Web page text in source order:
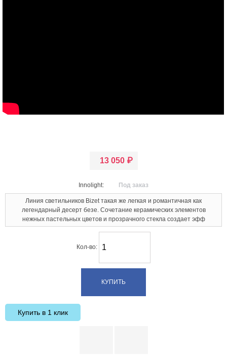
13 050 ₽
Innolight: Под заказ
Линия светильников Bizet такая же легкая и романтичная как
легендарный десерт безе. Сочетание керамических элементов
нежных пастельных цветов и прозрачного стекла создает эфф
Кол-во:
Купить в 1 клик